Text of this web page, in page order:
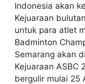
Indonesia akan
Kejuaraan
untuk para atlet
Badminton
Semarang akan
Kejuaraan ASBC
bergulir mulai 25